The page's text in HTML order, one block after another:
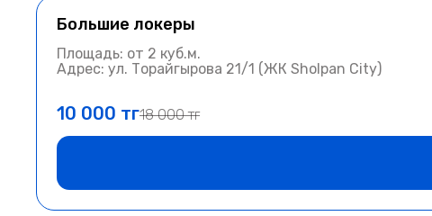
Большие локеры
Площадь: от 2 куб.м.
Адрес: ул. Торайгырова 21/1 (ЖК Sholpan City)
10 000 тг18 000 тг